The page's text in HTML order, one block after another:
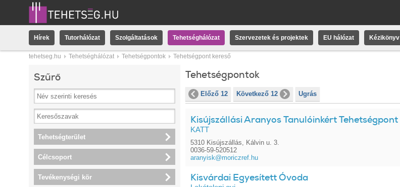
Hírek Tutorhálózat Szolgáltatások Tehetséghálózat Szervezetek és projektek EU hálózat Kézikönyv
tehetseg.hu Tehetséghálózat Tehetségpontok Tehetségpont kereső
Tehetségpontok
Előző 12 Következő 12 Ugrás
Kisújszállási Aranyos Tanulóinkért Tehetségpont
KATT
5310 Kisújszállás, Kálvin u. 3.
0036-59-520512
aranyisk@moriczref.hu
Kisvárdai Egyesített Óvoda
Szűrő
Tehetségterület
Célcsoport
Tevékenységi kör